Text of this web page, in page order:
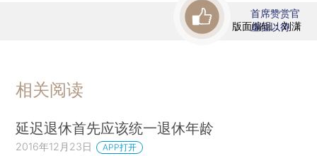
版面编辑：刘潇
首席赞赏官
虚位以待
相关阅读
延迟退休首先应该统一退休年龄
2016年12月23日 APP打开